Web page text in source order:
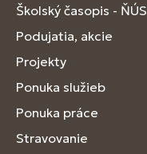
Školský časopis - ŇÚS
Podujatia, akcie
Projekty
Ponuka služieb
Ponuka práce
Stravovanie